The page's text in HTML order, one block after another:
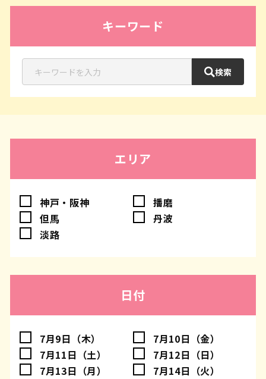
キーワード
検索
エリア
神戸・阪神
播磨
但馬
丹波
淡路
日付
7月9日（木）
7月10日（金）
7月11日（土）
7月12日（日）
7月13日（月）
7月14日（火）